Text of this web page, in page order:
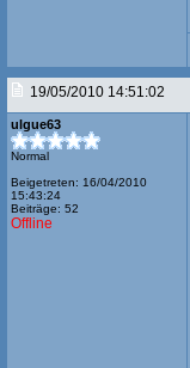
19/05/2010 14:51:02
ulgue63
Normal
Beigetreten: 16/04/2010
15:43:24
Beiträge: 52
Offline